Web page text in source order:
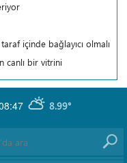
içinde bağlayıcı olmalı
canlı bir vitrini
8.99°